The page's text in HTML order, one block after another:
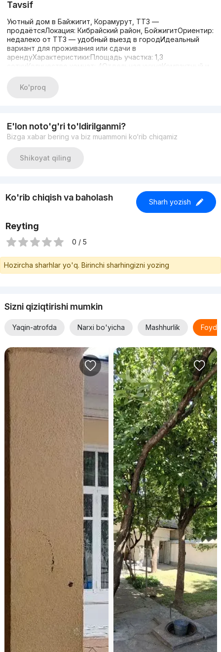
Tavsif
Уютный дом в Байжигит, Корамурут, ТТЗ —
продаётсяЛокация: Кибрайский район, БойжигитОриентир:
недалеко от ТТЗ — удобный выезд в городИдеальный
вариант для проживания или сдачи в
арендуХарактеристики:Площадь участка: 1,3
соткиКоличество комнат: 4Отдельная кухняКомпактный и
прямо сейчас:+998 99 833 00 39+998 97 778 39 38
Ko'proq
E'lon noto'g'ri to'ldirilganmi?
Bizga xabar bering va biz muammoni ko‘rib chiqamiz
Shikoyat qiling
Ko'rib chiqish va baholash Sharh yozish
Reyting
0 / 5
Hozircha sharhlar yo'q. Birinchi sharhingizni yozing
Sizni qiziqtirishi mumkin
Yaqin-atrofda Narxi bo'yicha Mashhurlik